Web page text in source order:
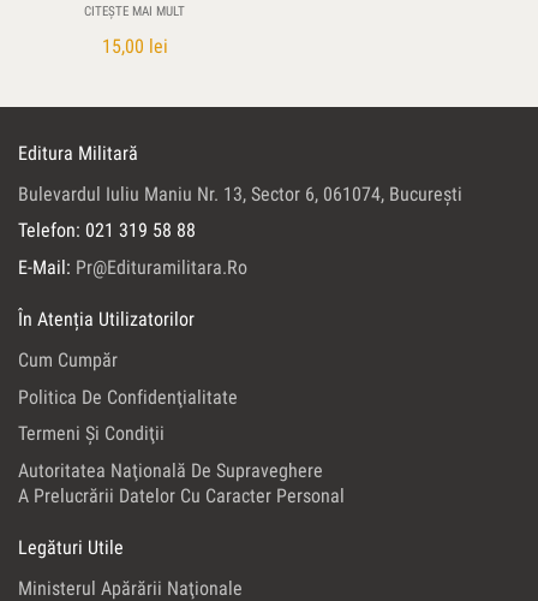
CITEȘTE MAI MULT
15,00 lei
Editura Militară
Bulevardul Iuliu Maniu Nr. 13, Sector 6, 061074, Bucureşti
Telefon: 021 319 58 88
E-Mail: Pr@edituramilitara.ro
În Atenția Utilizatorilor
Cum Cumpăr
Politica De Confidenţialitate
Termeni Şi Condiţii
Autoritatea Naţională De Supraveghere
A Prelucrării Datelor Cu Caracter Personal
Legături Utile
Ministerul Apărării Naţionale